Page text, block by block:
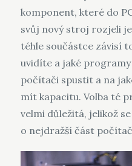
komponent, které do
svůj nový stroj rozjeli
téhle součástce závisí
uvidíte a jaké
počítači spustit a na
mít kapacitu. Volba té
velmi důležitá, jelikož
o nejdražší část